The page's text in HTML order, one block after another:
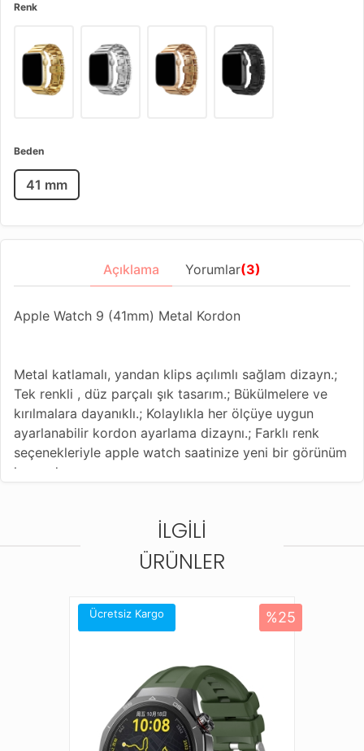
Renk
Beden
41 mm
Açıklama Yorumlar(3)
Apple Watch 9 (41mm) Metal Kordon
Metal katlamalı, yandan klips açılımlı sağlam dizayn.;
Tek renkli , düz parçalı şık tasarım.; Bükülmelere ve
kırılmalara dayanıklı.; Kolaylıkla her ölçüye uygun
ayarlanabilir kordon ayarlama dizaynı.; Farklı renk
seçenekleriyle apple watch saatinize yeni bir görünüm
kazandırın
Apple Watch 6 (40mm)
Apple Watch 7 (41mm)
Apple Watch 10 (42mm)
Apple Watch 11 (42mm)
Apple Watch SE 2 (40mm)
Apple Watch SE 3 (40mm)
İLGILI
ÜRÜNLER
Ücretsiz Kargo %25